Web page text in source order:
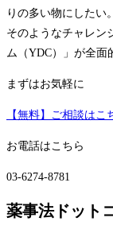
りの多い物にしたい。
そのようなチャレン
ム（YDC）」が全面
まずはお気軽に
【無料】ご相談はこ
お電話はこちら
03-6274-8781
薬事法ドット